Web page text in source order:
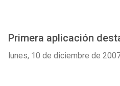
Primera aplicación
lunes, 10 de diciembre de